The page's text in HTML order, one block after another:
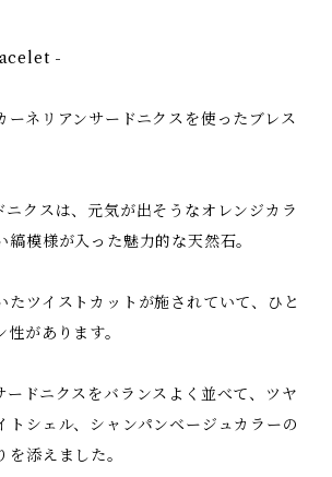
-
ーネリアンサードニクスを使ったブレス
ニクスは、元気が出そうなオレンジカラ
縞模様が入った魅力的な天然石。
たツイストカットが施されていて、ひと
があります。
ードニクスをバランスよく並べて、ツヤ
トシェル、シャンパンベージュカラーの
添えました。